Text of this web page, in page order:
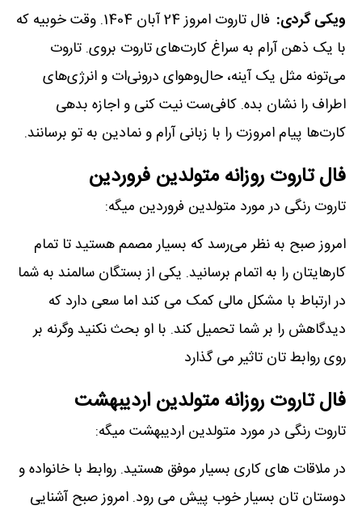
ویکی گردی:
فال تاروت امروز 24 آبان 1404. وقت خوبیه که
با یک ذهن آرام به سراغ کارت‌های تاروت بروی. تاروت
می‌تونه مثل یک آینه، حال‌و‌هوای درونی‌ات و انرژی‌های
اطراف را نشان بده. کافی‌ست نیت کنی و اجازه بدهی
کارت‌ها پیام امروزت را با زبانی آرام و نمادین به تو برسانند.
فال تاروت روزانه متولدین فروردین
تاروت رنگی در مورد متولدین فروردین میگه:
امروز صبح به نظر می‌رسد که بسیار مصمم هستید تا تمام
کارهایتان را به اتمام برسانید. یکی از بستگان سالمند به شما
در ارتباط با مشکل مالی کمک می کند اما سعی دارد که
دیدگاهش را بر شما تحمیل کند. با او بحث نکنید وگرنه بر
روی روابط تان تاثیر می گذارد
فال تاروت روزانه متولدین اردیبهشت
تاروت رنگی در مورد متولدین اردیبهشت میگه:
در ملاقات های کاری بسیار موفق هستید. روابط با خانواده و
دوستان تان بسیار خوب پیش می رود. امروز صبح آشنایی